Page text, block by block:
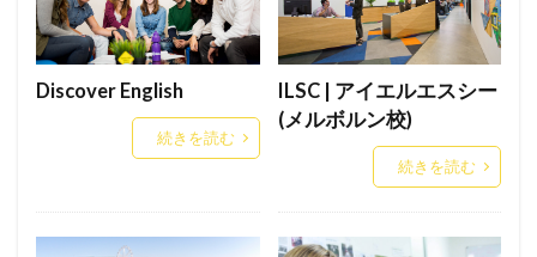
Discover English
続きを読む
ILSC | アイエルエスシー
(メルボルン校)
続きを読む